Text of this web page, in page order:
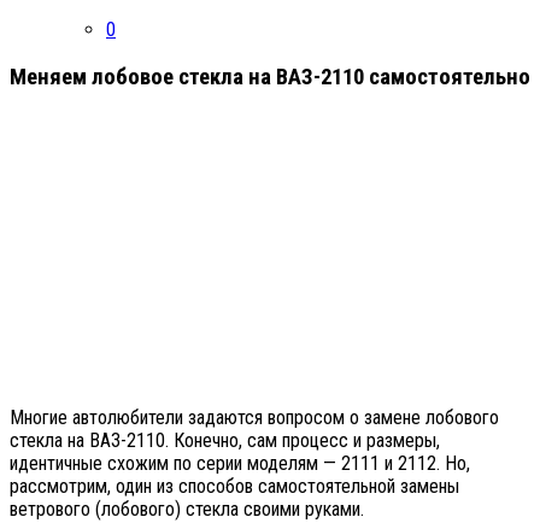
0
Меняем лобовое стекла на ВАЗ-2110 самостоятельно
Многие автолюбители задаются вопросом о замене лобового
стекла на ВАЗ-2110. Конечно, сам процесс и размеры,
идентичные схожим по серии моделям — 2111 и 2112. Но,
рассмотрим, один из способов самостоятельной замены
ветрового (лобового) стекла своими руками.